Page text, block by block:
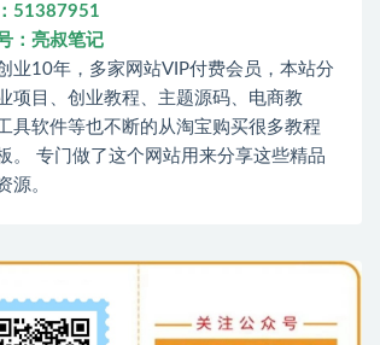
51387951
：亮叔笔记
业10年，多家网站VIP付费会员，本站分
项目、创业教程、主题源码、电商教
具软件等也不断的从淘宝购买很多教程
。 专门做了这个网站用来分享这些精品
源。